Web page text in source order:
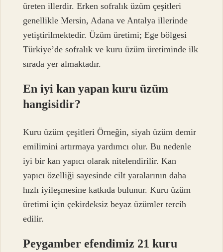
üreten illerdir. Erken sofralık üzüm çeşitleri
genellikle Mersin, Adana ve Antalya illerinde
yetiştirilmektedir. Üzüm üretimi; Ege bölgesi
Türkiye’de sofralık ve kuru üzüm üretiminde ilk
sırada yer almaktadır.
En iyi kan yapan kuru üzüm
hangisidir?
Kuru üzüm çeşitleri Örneğin, siyah üzüm demir
emilimini artırmaya yardımcı olur. Bu nedenle
iyi bir kan yapıcı olarak nitelendirilir. Kan
yapıcı özelliği sayesinde cilt yaralarının daha
hızlı iyileşmesine katkıda bulunur. Kuru üzüm
üretimi için çekirdeksiz beyaz üzümler tercih
edilir.
Peygamber efendimiz 21 kuru